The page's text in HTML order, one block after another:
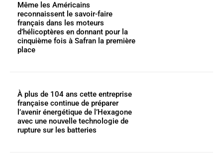
Même les Américains
reconnaissent le savoir-faire
français dans les moteurs
d’hélicoptères en donnant pour la
cinquième fois à Safran la première
place
À plus de 104 ans cette entreprise
française continue de préparer
l’avenir énergétique de l’Hexagone
avec une nouvelle technologie de
rupture sur les batteries